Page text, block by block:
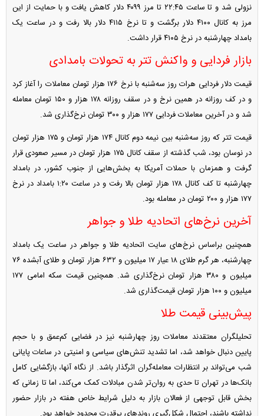
نزولی شد و تا ساعت ۲۲:۴۵ تا مرز ۴۰۹۹ دلار کاهش یافت و با حمایت از این
مرز به کانال ۴۱۰۰ دلار برگشت و تا نرخ ۴۱۱۵ دلار بالا رفت و در ساعت یک
بامداد چهارشنبه در نرخ ۴۱۰۵ قرار داشت.
بازار فردایی و واکنش تتر به تحولات بامدادی
قیمت دلار فردایی هرات روز سه‌شنبه با نرخ ۱۷۶ هزار تومان معاملات را آغاز کرد
و در کف روزانه در همین نرخ و در سقف روزانه ۱۷۸ هزار و ۱۵۰ تومان معامله
شد و در آخرین معاملات فردایی ۱۷۷ هزار و ۳۰۰ تومان نرخ‌گذاری شد.
قیمت تتر که روز سه‌شنبه بین نیمه دوم کانال ۱۷۴ هزار تومان و ۱۷۵ هزار تومان
در نوسان بود، شب گذشته از سقف کانال ۱۷۵ هزار تومان در مسیر صعودی قرار
گرفت و همزمان با حملات آمریکا به بخش‌هایی از جنوب کشور، در بامداد
چهارشنبه تا کف کانال ۱۷۸ هزار تومان بالا رفت و در ساعت ۱:۲۰ بامداد در نرخ
۱۷۷ هزار و ۲۰۰ تومان در معامله بود.
آخرین نرخ‌های اتحادیه طلا و جواهر
همچنین براساس نرخ‌های سایت اتحادیه طلا و جواهر در ساعت یک بامداد
چهارشنبه، هر گرم طلای ۱۸ عیار ۱۷ میلیون و ۶۳۲ هزار تومان و طلای آبشده ۷۶
میلیون و ۳۸۰ هزار تومان نرخ‌گذاری شد. همچنین قیمت سکه امامی ۱۷۷
میلیون و ۱۰۰ هزار تومان قیمت‌گذاری شد.
پیش‌بینی قیمت طلا
تحلیلگران معتقدند معاملات روز چهارشنبه نیز در فضایی کم‌عمق و با حجم
پایین دنبال خواهد شد، اما تشدید تنش‌های سیاسی و امنیتی در ساعات پایانی
شب می‌تواند بر انتظارات معامله‌گران اثرگذار باشد. از نگاه آنها، بازگشایی کامل
بانک‌ها در تهران تا حدی به روان‌تر شدن مبادلات کمک می‌کند، اما تا زمانی که
بخش قابل توجهی از فعالان بازار به دلیل شرایط خاص هفته در بازار حضور